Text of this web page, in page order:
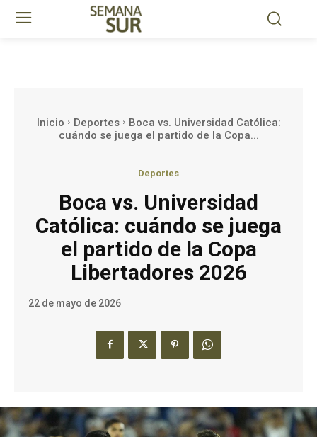
Inicio Deportes
Boca vs. Universidad Católica:
cuándo se juega el partido de la Copa...
Deportes
Boca vs. Universidad
Católica: cuándo se juega
el partido de la Copa
Libertadores 2026
22 de mayo de 2026